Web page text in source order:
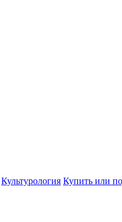
Культурология Купить или